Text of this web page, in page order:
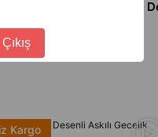
İade &
Kiraz Desenli Askılı Gecelik
Kargo
Çıkış